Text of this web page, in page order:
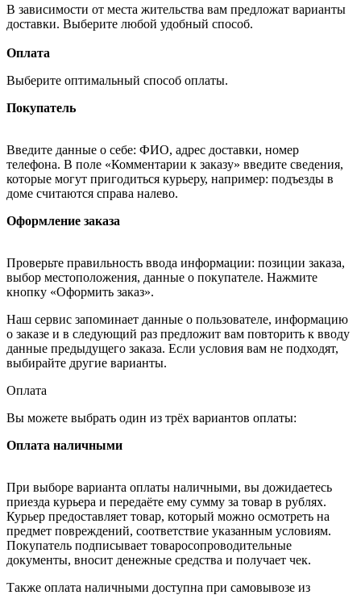
В зависимости от места жительства вам предложат варианты
доставки. Выберите любой удобный способ.
Оплата
Выберите оптимальный способ оплаты.
Покупатель
Введите данные о себе: ФИО, адрес доставки, номер
телефона. В поле «Комментарии к заказу» введите сведения,
которые могут пригодиться курьеру, например: подъезды в
доме считаются справа налево.
Оформление заказа
Проверьте правильность ввода информации: позиции заказа,
выбор местоположения, данные о покупателе. Нажмите
кнопку «Оформить заказ».
Наш сервис запоминает данные о пользователе, информацию
о заказе и в следующий раз предложит вам повторить к вводу
данные предыдущего заказа. Если условия вам не подходят,
выбирайте другие варианты.
Оплата
Вы можете выбрать один из трёх вариантов оплаты:
Оплата наличными
При выборе варианта оплаты наличными, вы дожидаетесь
приезда курьера и передаёте ему сумму за товар в рублях.
Курьер предоставляет товар, который можно осмотреть на
предмет повреждений, соответствие указанным условиям.
Покупатель подписывает товаросопроводительные
документы, вносит денежные средства и получает чек.
Также оплата наличными доступна при самовывозе из